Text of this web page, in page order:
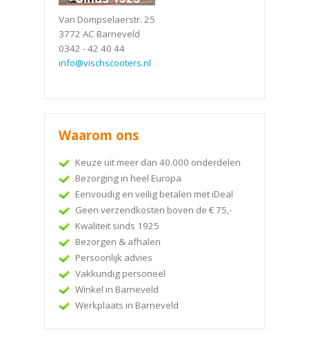
Van Dompselaerstr. 25
3772 AC Barneveld
0342 - 42 40 44
info@vischscooters.nl
Waarom ons
Keuze uit meer dan 40.000 onderdelen
Bezorging in heel Europa
Eenvoudig en veilig betalen met iDeal
Geen verzendkosten boven de € 75,-
Kwaliteit sinds 1925
Bezorgen & afhalen
Persoonlijk advies
Vakkundig personeel
Winkel in Barneveld
Werkplaats in Barneveld